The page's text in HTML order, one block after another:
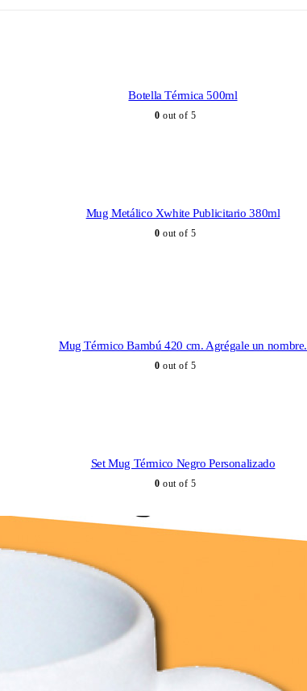
Botella Térmica 500ml
0 out of 5
Mug Metálico Xwhite Publicitario 380ml
0 out of 5
Mug Térmico Bambú 420 cm. Agrégale un nombre.
0 out of 5
Set Mug Térmico Negro Personalizado
0 out of 5